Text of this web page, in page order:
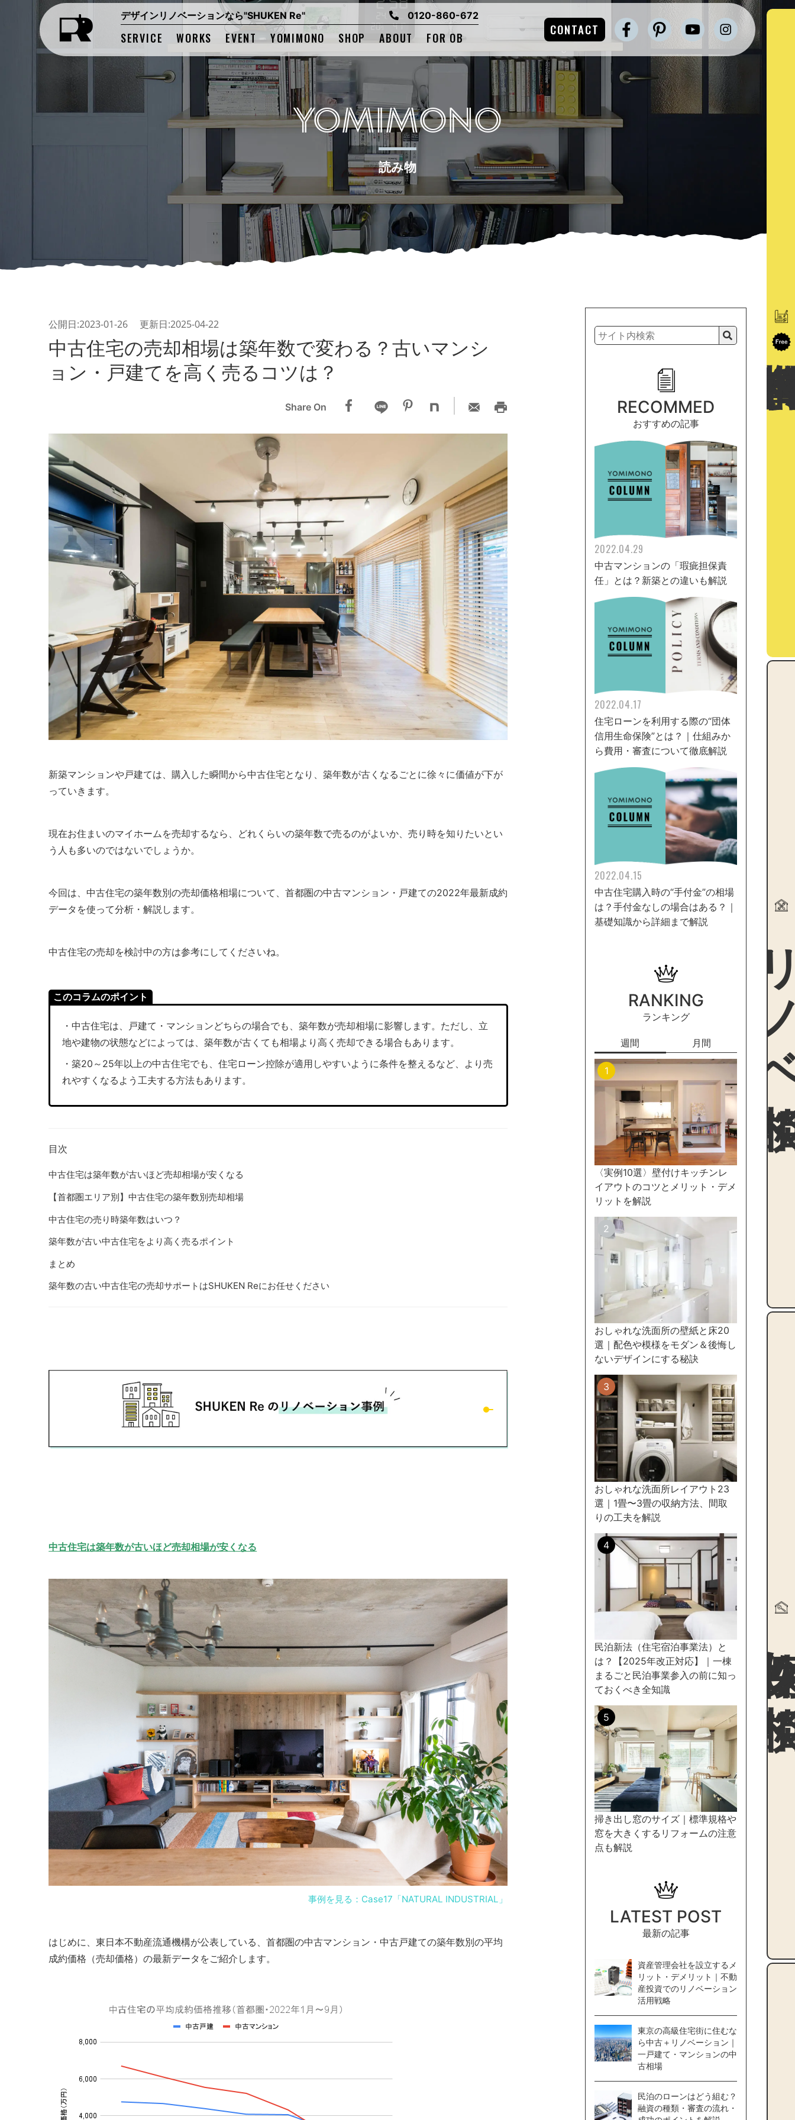
デザインリノベーションなら"SHUKEN Re" 0120-860-672
SERVICE WORKS EVENT YOMIMONO SHOP ABOUT FOR OB
CONTACT
YOMIMONO
読み物
公開日:2023-01-26 更新日:2025-04-22
中古住宅の売却相場は築年数で変わる？古いマンシ
ョン・戸建てを高く売るコツは？
Share On
新築マンションや戸建ては、購入した瞬間から中古住宅となり、築年数が古くなるごとに徐々に価値が下が
っていきます。
現在お住まいのマイホームを売却するなら、どれくらいの築年数で売るのがよいか、売り時を知りたいとい
う人も多いのではないでしょうか。
今回は、中古住宅の築年数別の売却価格相場について、首都圏の中古マンション・戸建ての2022年最新成約
データを使って分析・解説します。
中古住宅の売却を検討中の方は参考にしてくださいね。
このコラムのポイント
・中古住宅は、戸建て・マンションどちらの場合でも、築年数が売却相場に影響します。ただし、立
地や建物の状態などによっては、築年数が古くても相場より高く売却できる場合もあります。
・築20～25年以上の中古住宅でも、住宅ローン控除が適用しやすいように条件を整えるなど、より売
れやすくなるよう工夫する方法もあります。
目次
中古住宅は築年数が古いほど売却相場が安くなる
【首都圏エリア別】中古住宅の築年数別売却相場
中古住宅の売り時築年数はいつ？
築年数が古い中古住宅をより高く売るポイント
まとめ
築年数の古い中古住宅の売却サポートはSHUKEN Reにお任せください
中古住宅は築年数が古いほど売却相場が安くなる
事例を見る：Case17「NATURAL INDUSTRIAL」
はじめに、東日本不動産流通機構が公表している、首都圏の中古マンション・中古戸建ての築年数別の平均
成約価格（売却価格）の最新データをご紹介します。
RECOMMED
おすすめの記事
2022.04.29
中古マンションの「瑕疵担保責
任」とは？新築との違いも解説
2022.04.17
住宅ローンを利用する際の“団体
信用生命保険”とは？｜仕組みか
ら費用・審査について徹底解説
2022.04.15
中古住宅購入時の“手付金”の相場
は？手付金なしの場合はある？｜
基礎知識から詳細まで解説
RANKING
ランキング
週間 月間
〈実例10選〉壁付けキッチンレ
イアウトのコツとメリット・デメ
リットを解説
おしゃれな洗面所の壁紙と床20
選｜配色や模様をモダン＆後悔し
ないデザインにする秘訣
おしゃれな洗面所レイアウト23
選｜1畳〜3畳の収納方法、間取
りの工夫を解説
民泊新法（住宅宿泊事業法）と
は？【2025年改正対応】｜一棟
まるごと民泊事業参入の前に知っ
ておくべき全知識
掃き出し窓のサイズ｜標準規格や
窓を大きくするリフォームの注意
点も解説
LATEST POST
最新の記事
資産管理会社を設立するメ
リット・デメリット｜不動
産投資でのリノベーション
活用戦略
東京の高級住宅街に住むな
ら中古＋リノベーション｜
一戸建て・マンションの中
古相場
民泊のローンはどう組む？
融資の種類・審査の流れ・
リ
物